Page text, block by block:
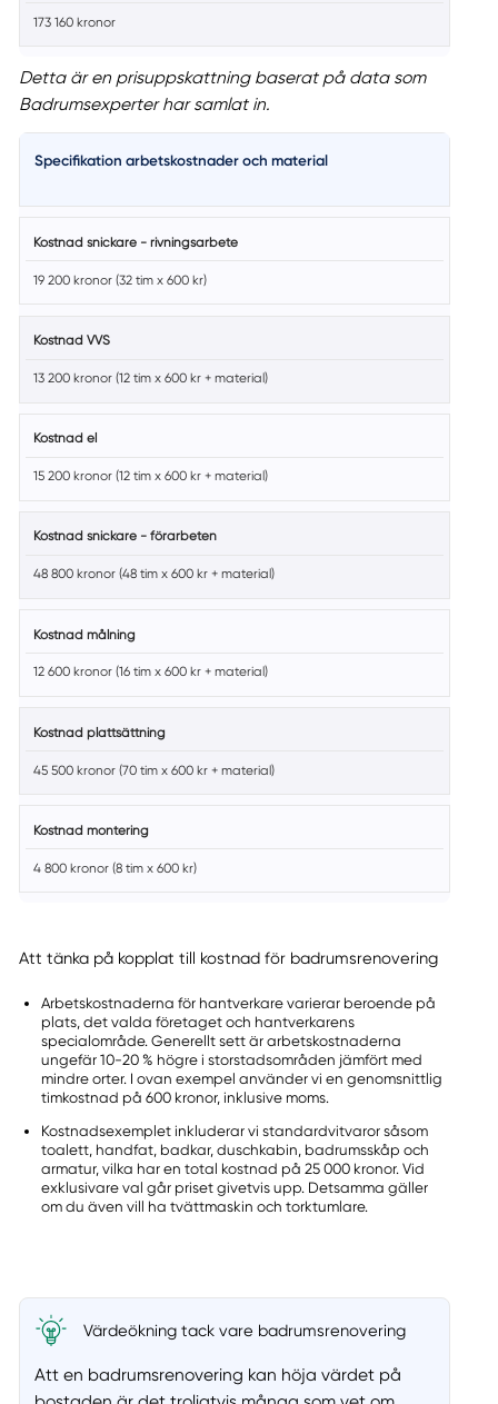
173 160 kronor
Detta är en prisuppskattning baserat på data som
Badrumsexperter har samlat in.
Specifikation arbetskostnader och material
Kostnad snickare - rivningsarbete
19 200 kronor (32 tim x 600 kr)
Kostnad VVS
13 200 kronor (12 tim x 600 kr + material)
Kostnad el
15 200 kronor (12 tim x 600 kr + material)
Kostnad snickare - förarbeten
48 800 kronor (48 tim x 600 kr + material)
Kostnad målning
12 600 kronor (16 tim x 600 kr + material)
Kostnad plattsättning
45 500 kronor (70 tim x 600 kr + material)
Kostnad montering
4 800 kronor (8 tim x 600 kr)
Att tänka på kopplat till kostnad för badrumsrenovering
Arbetskostnaderna för hantverkare varierar beroende på
plats, det valda företaget och hantverkarens
specialområde. Generellt sett är arbetskostnaderna
ungefär 10-20 % högre i storstadsområden jämfört med
mindre orter. I ovan exempel använder vi en genomsnittlig
timkostnad på 600 kronor, inklusive moms.
Kostnadsexemplet inkluderar vi standardvitvaror såsom
toalett, handfat, badkar, duschkabin, badrumsskåp och
armatur, vilka har en total kostnad på 25 000 kronor. Vid
exklusivare val går priset givetvis upp. Detsamma gäller
om du även vill ha tvättmaskin och torktumlare.
Värdeökning tack vare badrumsrenovering
Att en badrumsrenovering kan höja värdet på